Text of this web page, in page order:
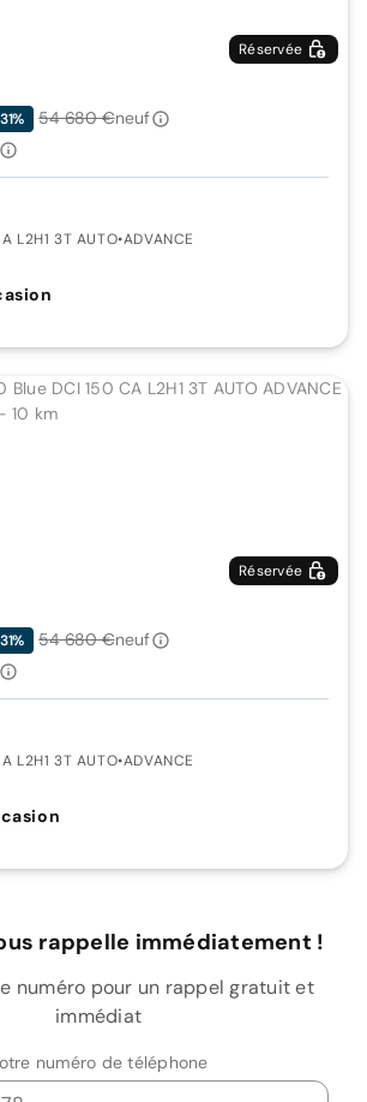
Réservée
L2H1 3T AUTO•ADVANCE
54 680 €neuf
Réservée
L2H1 3T AUTO•ADVANCE
54 680 €neuf
rappelle immédiatement !
numéro pour un rappel gratuit et
immédiat
numéro de téléphone